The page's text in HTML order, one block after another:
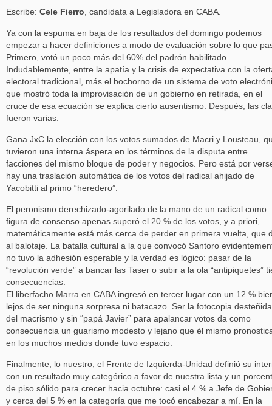
Escribe: Cele Fierro, candidata a Legisladora en CABA.
Ya con la espuma en baja de los resultados del domingo podemos
empezar a hacer definiciones a modo de evaluación sobre lo que
Primero, votó un poco más del 60% del padrón habilitado.
Indudablemente, entre la apatía y la crisis de expectativa con la
electoral tradicional, más el bochorno de un sistema de voto
que mostró toda la improvisación de un gobierno en retirada, en el
cruce de esa ecuación se explica cierto ausentismo. Después, las
fueron varias:
Gana JxC la elección con los votos sumados de Macri y Lousteau,
tuvieron una interna áspera en los términos de la disputa entre
facciones del mismo bloque de poder y negocios. Pero está por
hay una traslación automática de los votos del radical ahijado de
Yacobitti al primo “heredero”.
El peronismo derechizado-agorilado de la mano de un radical como
figura de consenso apenas superó el 20 % de los votos, y a priori,
matemáticamente está más cerca de perder en primera vuelta, que
al balotaje. La batalla cultural a la que convocó Santoro
no tuvo la adhesión esperable y la verdad es lógico: pasar de la
“revolución verde” a bancar las Taser o subir a la ola “antipiquetes”
consecuencias.
El liberfacho Marra en CABA ingresó en tercer lugar con un 12 %
lejos de ser ninguna sorpresa ni batacazo. Ser la fotocopia desteñida
del macrismo y sin “papá Javier” para apalancar votos da como
consecuencia un guarismo modesto y lejano que él mismo
en los muchos medios donde tuvo espacio.
Finalmente, lo nuestro, el Frente de Izquierda-Unidad definió su
con un resultado muy categórico a favor de nuestra lista y un
de piso sólido para crecer hacia octubre: casi el 4 % a Jefe de
y cerca del 5 % en la categoría que me tocó encabezar a mí. En la